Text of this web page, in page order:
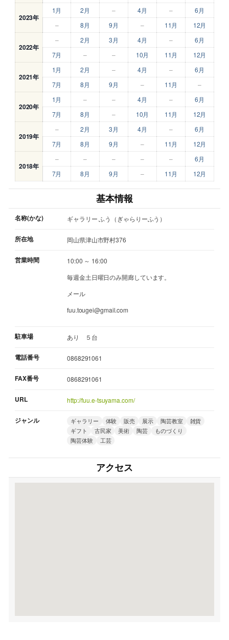
2023年
1月 2月 – 4月 –
6月
–
8月 9月 – 11月 12月
2022年
– 2月 3月 4月 –
6月
7月
– – 10月 11月 12月
2021年
1月 2月 – 4月 –
6月
7月
8月 9月 – 11月 –
2020年
1月 – – 4月 –
6月
7月
8月 – 10月 11月 12月
2019年
– 2月 3月 4月 –
6月
7月
8月 9月 – 11月 12月
2018年
– – – – –
6月
7月
8月 9月 – 11月 12月
基本情報
名称(かな) ギャラリー ふう（ぎゃらりーふう）
所在地 岡山県津山市野村376
営業時間
10:00 ～ 16:00
毎週金土日曜日のみ開廊しています。
メール
fuu.tougei@gmail.com
駐車場 あり ５台
電話番号 0868291061
FAX番号 0868291061
URL http://fuu.e-tsuyama.com/
ジャンル ギャラリー 体験 販売 展示 陶芸教室
雑貨
ギフト
古民家 美術 陶芸
ものづくり
陶芸体験
工芸
アクセス